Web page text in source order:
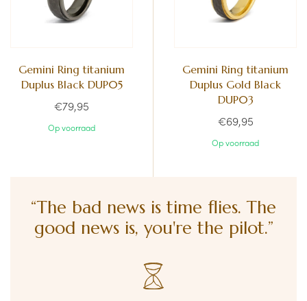
Gemini Ring titanium
Duplus Black DUP05
€79,95
Op voorraad
Gemini Ring titanium
Duplus Gold Black
DUP03
€69,95
Op voorraad
“The bad news is time flies. The
good news is, you're the pilot.”